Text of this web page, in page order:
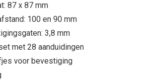
87 x 87 mm
100 en 90 mm
3,8 mm
met 28 aanduidingen
voor bevestiging